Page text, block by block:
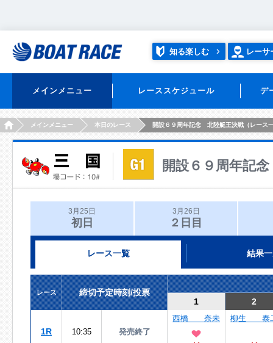
知る楽しむ レーサ
メインメニュー レーススケジュール デ
HOMEメインメニュー 本日のレース 開設６９周年記念 北陸艇王決戦（レース
開設６９周年記
3月25日
初日
3月26日
２日目
レース一覧 結果
レース
締切予定時刻/投票
1
2
1R 10:35 発売終了
西橋 奈未 柳生 泰